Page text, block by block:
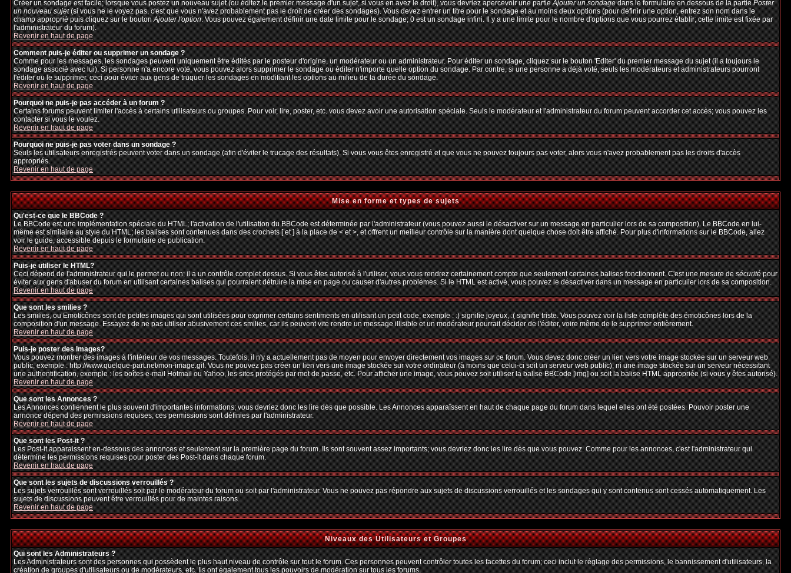
Créer un sondage est facile; lorsque vous postez un nouveau sujet (ou éditez le premier message d'un sujet, si vous en avez le droit), vous devriez apercevoir une partieAjouter un sondagedans le formulaire en dessous de la partiePoster
un nouveau sujet(si vous ne le voyez pas, c'est que vous n'avez probablement pas le droit de créer des sondages). Vous devez entrer un titre pour le sondage et au moins deux options (pour définir une option, entrez son nom dans le
champ approprié puis cliquez sur le boutonAjouter l'option. Vous pouvez également définir une date limite pour le sondage; 0 est un sondage infini. Il y a une limite pour le nombre d'options que vous pourrez établir; cette limite est fixée par
l'administrateur du forum).
Revenir en haut de page
Comment puis-je éditer ou supprimer un sondage ?
Comme pour les messages, les sondages peuvent uniquement être édités par le posteur d'origine, un modérateur ou un administrateur. Pour éditer un sondage, cliquez sur le bouton 'Editer' du premier message du sujet (il a toujours le
sondage associé avec lui). Si personne n'a encore voté, vous pouvez alors supprimer le sondage ou éditer n'importe quelle option du sondage. Par contre, si une personne a déjà voté, seuls les modérateurs et administrateurs pourront
l'éditer ou le supprimer, ceci pour éviter aux gens de truquer les sondages en modifiant les options au milieu de la durée du sondage.
Revenir en haut de page
Pourquoi ne puis-je pas accéder à un forum ?
Certains forums peuvent limiter l'accès à certains utilisateurs ou groupes. Pour voir, lire, poster, etc. vous devez avoir une autorisation spéciale. Seuls le modérateur et l'administrateur du forum peuvent accorder cet accès; vous pouvez les
contacter si vous le voulez.
Revenir en haut de page
Pourquoi ne puis-je pas voter dans un sondage ?
Seuls les utilisateurs enregistrés peuvent voter dans un sondage (afin d'éviter le trucage des résultats). Si vous vous êtes enregistré et que vous ne pouvez toujours pas voter, alors vous n'avez probablement pas les droits d'accès
appropriés.
Revenir en haut de page
Mise en forme et types de sujets
Qu'est-ce que le BBCode ?
Le BBCode est une implémentation spéciale du HTML; l'activation de l'utilisation du BBCode est déterminée par l'administrateur (vous pouvez aussi le désactiver sur un message en particulier lors de sa composition). Le BBCode en lui-
même est similaire au style du HTML; les balises sont contenues dans des crochets [ et ] à la place de < et >, et offrent un meilleur contrôle sur la manière dont quelque chose doit être affiché. Pour plus d'informations sur le BBCode, allez
voir le guide, accessible depuis le formulaire de publication.
Revenir en haut de page
Puis-je utiliser le HTML?
Ceci dépend de l'administrateur qui le permet ou non; il a un contrôle complet dessus. Si vous êtes autorisé à l'utiliser, vous vous rendrez certainement compte que seulement certaines balises fonctionnent. C'est une mesure desécuritépour
éviter aux gens d'abuser du forum en utilisant certaines balises qui pourraient détruire la mise en page ou causer d'autres problèmes. Si le HTML est activé, vous pouvez le désactiver dans un message en particulier lors de sa composition.
Revenir en haut de page
Que sont les smilies ?
Les smilies, ou Emoticônes sont de petites images qui sont utilisées pour exprimer certains sentiments en utilisant un petit code, exemple : :) signifie joyeux, :( signifie triste. Vous pouvez voir la liste complète des émoticônes lors de la
composition d'un message. Essayez de ne pas utiliser abusivement ces smilies, car ils peuvent vite rendre un message illisible et un modérateur pourrait décider de l'éditer, voire même de le supprimer entièrement.
Revenir en haut de page
Puis-je poster des Images?
Vous pouvez montrer des images à l'intérieur de vos messages. Toutefois, il n'y a actuellement pas de moyen pour envoyer directement vos images sur ce forum. Vous devez donc créer un lien vers votre image stockée sur un serveur web
public, exemple : http://www.quelque-part.net/mon-image.gif. Vous ne pouvez pas créer un lien vers une image stockée sur votre ordinateur (à moins que celui-ci soit un serveur web public), ni une image stockée sur un serveur nécessitant
une authentification, exemple : les boîtes e-mail Hotmail ou Yahoo, les sites protégés par mot de passe, etc. Pour afficher une image, vous pouvez soit utiliser la balise BBCode [img] ou soit la balise HTML appropriée (si vous y êtes autorisé).
Revenir en haut de page
Que sont les Annonces ?
Les Annonces contiennent le plus souvent d'importantes informations; vous devriez donc les lire dès que possible. Les Annonces apparaîssent en haut de chaque page du forum dans lequel elles ont été postées. Pouvoir poster une
annonce dépend des permissions requises; ces permissions sont définies par l'administrateur.
Revenir en haut de page
Que sont les Post-it ?
Les Post-it apparaissent en-dessous des annonces et seulement sur la première page du forum. Ils sont souvent assez importants; vous devriez donc les lire dès que vous pouvez. Comme pour les annonces, c'est l'administrateur qui
détermine les permissions requises pour poster des Post-it dans chaque forum.
Revenir en haut de page
Que sont les sujets de discussions verrouillés ?
Les sujets verrouillés sont verrouillés soit par le modérateur du forum ou soit par l'administrateur. Vous ne pouvez pas répondre aux sujets de discussions verrouillés et les sondages qui y sont contenus sont cessés automatiquement. Les
sujets de discussions peuvent être verrouillés pour de maintes raisons.
Revenir en haut de page
Niveaux des Utilisateurs et Groupes
Qui sont les Administrateurs ?
Les Administrateurs sont des personnes qui possèdent le plus haut niveau de contrôle sur tout le forum. Ces personnes peuvent contrôler toutes les facettes du forum; ceci inclut le réglage des permissions, le bannissement d'utilisateurs, la
création de groupes d'utilisateurs ou de modérateurs, etc. Ils ont également tous les pouvoirs de modération sur tous les forums.